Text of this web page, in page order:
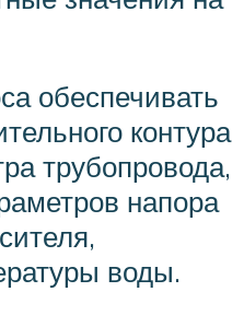
обеспечивать
контура
трубопровода,
напора
воды.